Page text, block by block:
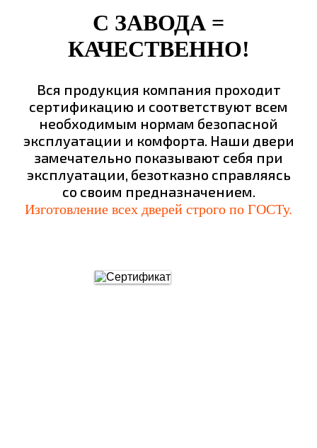
С ЗАВОДА =
КАЧЕСТВЕННО!
Вся продукция компания проходит
сертификацию и соответствуют всем
необходимым нормам безопасной
эксплуатации и комфорта. Наши двери
замечательно показывают себя при
эксплуатации, безотказно справляясь
со своим предназначением.
Изготовление всех дверей строго по ГОСТу.